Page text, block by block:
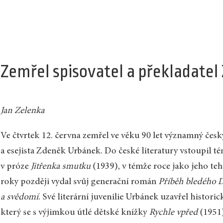
Zemřel spisovatel a překladatel
Jan Zelenka
Ve čtvrtek 12. června zemřel ve věku 90 let významný
a esejista Zdeněk Urbánek. Do české literatury vstoupil
v próze Jitřenka smutku (1939), v témže roce jako jeho
roky později vydal svůj generační román Příběh bledého
a svědomí. Své literární juvenilie Urbánek uzavřel
který se s výjimkou útlé dětské knížkyRychle vpřed